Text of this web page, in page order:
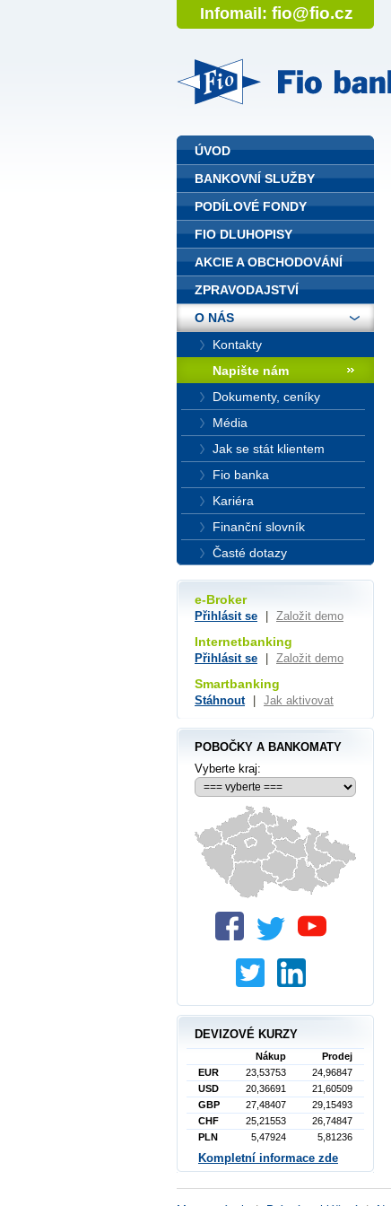
Infomail: fio@fio.cz
Fio banka
ÚVOD
BANKOVNÍ SLUŽBY
PODÍLOVÉ FONDY
FIO DLUHOPISY
AKCIE A OBCHODOVÁNÍ
ZPRAVODAJSTVÍ
O NÁS
Kontakty
Napište nám
Dokumenty, ceníky
Média
Jak se stát klientem
Fio banka
Kariéra
Finanční slovník
Časté dotazy
e-Broker
Přihlásit se Založit demo
Internetbanking
Přihlásit se Založit demo
Smartbanking
Stáhnout Jak aktivovat
POBOČKY A BANKOMATY
Vyberte kraj:
DEVIZOVÉ KURZY
Nákup
Prodej
EUR
23,53753
24,96847
USD
20,36691
21,60509
GBP
27,48407
29,15493
CHF
25,21553
26,74847
PLN
5,47924 5,81236
Kompletní informace zde